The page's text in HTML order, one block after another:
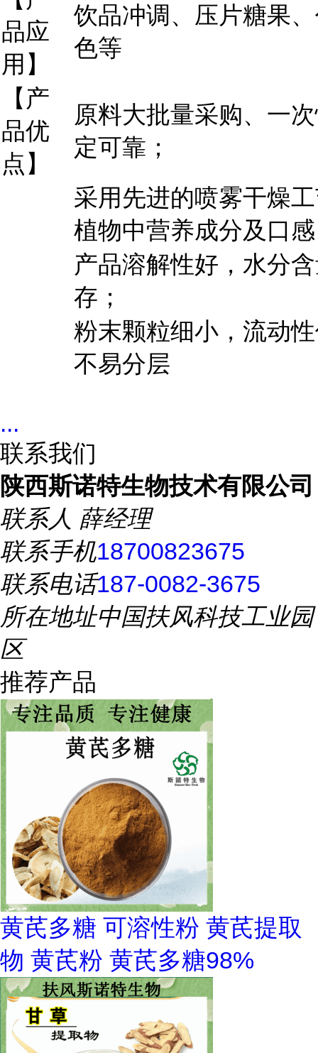
品应
用】
饮品冲调、压片糖果
色等
【产
品优
点】
原料大批量采购、一
定可靠；
采用先进的喷雾干燥
植物中营养成分及口
产品溶解性好，水分
存；
粉末颗粒细小，流动
不易分层
...
联系我们
陕西斯诺特生物技术有限公司
联系人 薛经理
联系手机18700823675
联系电话187-0082-3675
所在地址中国扶风科技工业园
区
推荐产品
黄芪多糖 可溶性粉 黄芪提取
物 黄芪粉 黄芪多糖98%